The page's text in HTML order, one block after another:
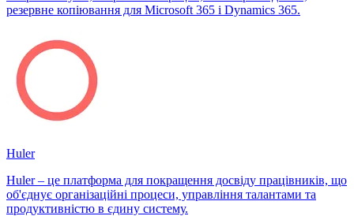
резервне копіювання для Microsoft 365 і Dynamics 365.
Huler
Huler – це платформа для покращення досвіду працівників, що
об'єднує організаційні процеси, управління талантами та
продуктивністю в єдину систему.